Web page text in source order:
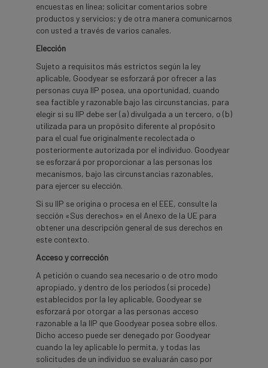
encuestas en línea; solicitar comentarios sobre
productos y servicios; y de otra manera comunicarnos
con usted a través de varios canales.
Elección
Sujeto a requisitos más estrictos según la ley
aplicable, Goodyear se esforzará por ofrecer a las
personas cuya IIP posea, una oportunidad, cuando
sea factible y razonable bajo las circunstancias, para
elegir si su IIP debe ser (a) divulgada a un tercero, o (b)
utilizada para un propósito diferente al propósito
para el cual fue originalmente recolectada o
posteriormente autorizada por el individuo. Goodyear
se esforzará por proporcionar a las personas los
mecanismos, bajo las circunstancias razonables,
para ejercer su elección.
Si su IIP se origina o procesa en el EEE, consulte la
sección «Sus derechos» en el Anexo de la UE para
obtener una descripción general de sus derechos en
este contexto.
Acceso y corrección
A petición o cuando sea necesario o de otro modo
apropiado, y dentro de los períodos (si procede)
establecidos por la ley aplicable, Goodyear se
esforzará por otorgar a las personas acceso
razonable a la IIP que Goodyear posea sobre ellos.
Dicho acceso puede ser denegado por Goodyear
cuando la ley aplicable lo permita, y todas las
solicitudes de un individuo se evaluarán caso por